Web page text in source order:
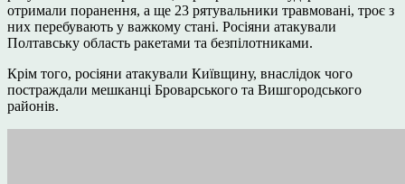
отримали поранення, а ще 23 рятувальники травмовані, троє з
них перебувають у важкому стані. Росіяни атакували
Полтавську область ракетами та безпілотниками.
Крім того, росіяни атакували Київщину, внаслідок чого
постраждали мешканці Броварського та Вишгородського
районів.